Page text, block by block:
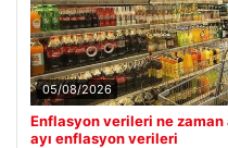
05/08/2026
Enflasyon verileri ne
ayı enflasyon verileri